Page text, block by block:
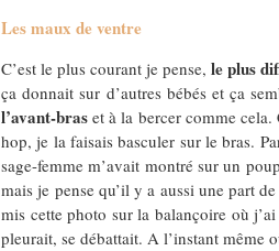
Les maux de ventre
C’est le plus courant je pense, le plus
ça donnait sur d’autres bébés et ça
l’avant-bras et à la bercer comme
hop, je la faisais basculer sur le bras.
sage-femme m’avait montré sur un
mais je pense qu’il y a aussi une part
mis cette photo sur la balançoire où
pleurait, se débattait. A l’instant même